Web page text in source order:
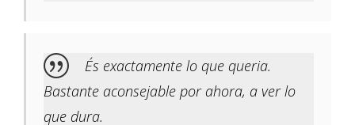
És exactamente lo que queria.
Bastante aconsejable por ahora, a ver lo
que dura.